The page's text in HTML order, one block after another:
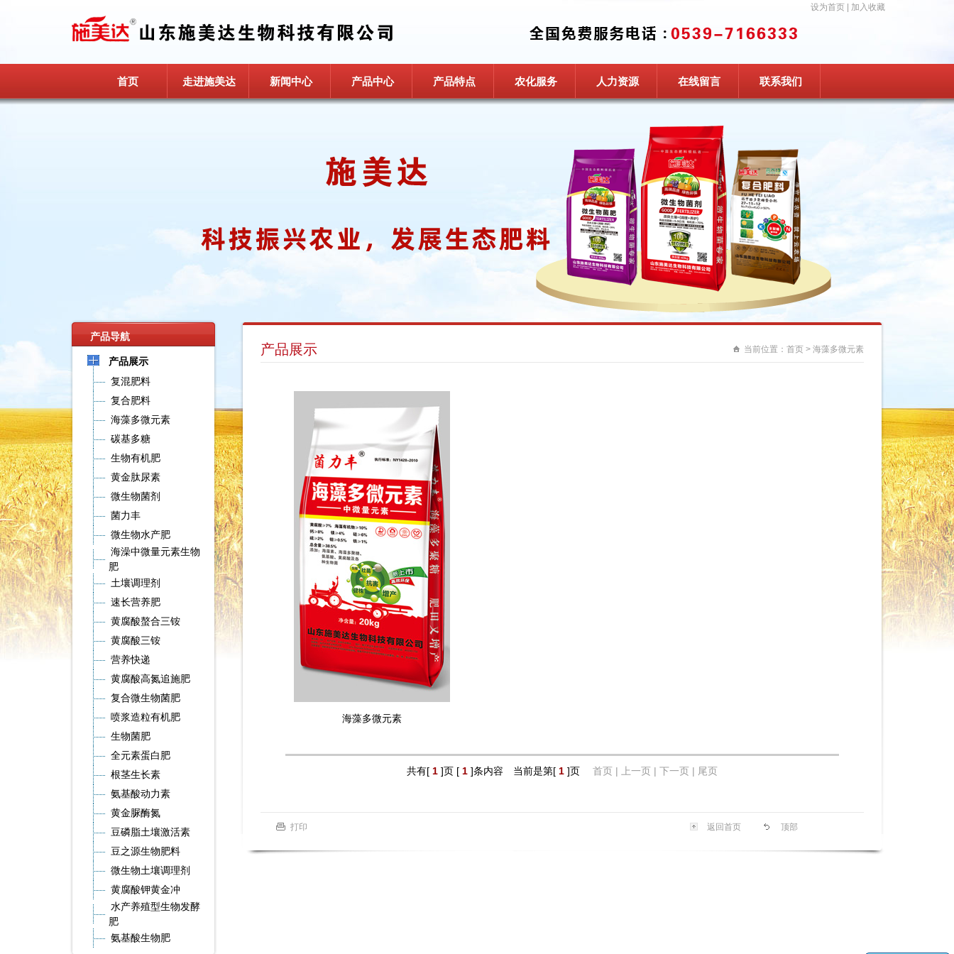
设为首页 加入收藏
首页 走进施美达 新闻中心 产品中心 产品特点 农化服务 人力资源 在线留言 联系我们
产品导航
产品展示
复混肥料
复合肥料
海藻多微元素
碳基多糖
生物有机肥
黄金肽尿素
微生物菌剂
菌力丰
微生物水产肥
海澡中微量元素生物
肥
土壤调理剂
速长营养肥
黄腐酸螯合三铵
黄腐酸三铵
营养快递
黄腐酸高氮追施肥
复合微生物菌肥
喷浆造粒有机肥
生物菌肥
全元素蛋白肥
根茎生长素
氨基酸动力素
黄金脲酶氮
豆磷脂土壤激活素
豆之源生物肥料
微生物土壤调理剂
黄腐酸钾黄金冲
水产养殖型生物发酵
肥
氨基酸生物肥
产品展示 当前位置： 首页 > 海藻多微元素
海藻多微元素
共有[ 1 ]页 [ 1 ]条内容 当前是第[ 1 ]页 首页 | 上一页 | 下一页 | 尾页
打印 返回首页 顶部